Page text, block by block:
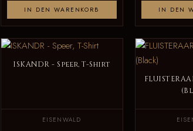
IN DEN WARENKORB IN DEN
ISKANDR - Speer, T-Shirt
EISENWALD